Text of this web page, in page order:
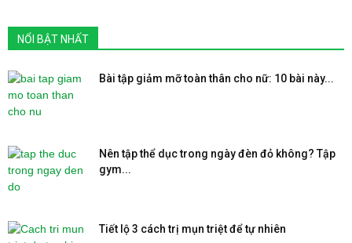
NỔI BẬT NHẤT
Bài tập giảm mỡ toàn thân cho nữ: 10 bài này...
Nên tập thể dục trong ngày đèn đỏ không? Tập
gym...
Tiết lộ 3 cách trị mụn triệt để tự nhiên